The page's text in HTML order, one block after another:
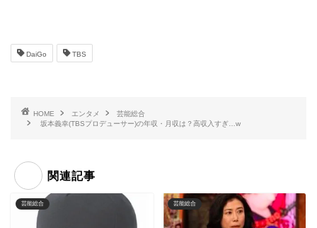
DaiGo TBS
HOME エンタメ
芸能総合
坂本義幸(TBSプロデューサー)の年収・月収は？高収入すぎ…w
関連記事
芸能総合 芸能総合